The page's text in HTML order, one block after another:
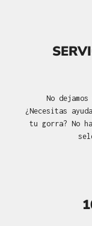
No
¿Necesitas
tu gorra? No